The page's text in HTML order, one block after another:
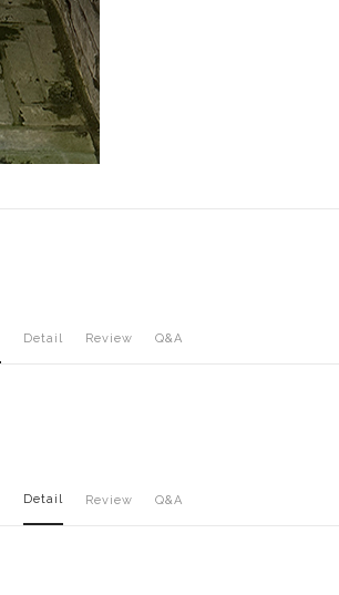
Detail Review Q&A
Detail Review Q&A